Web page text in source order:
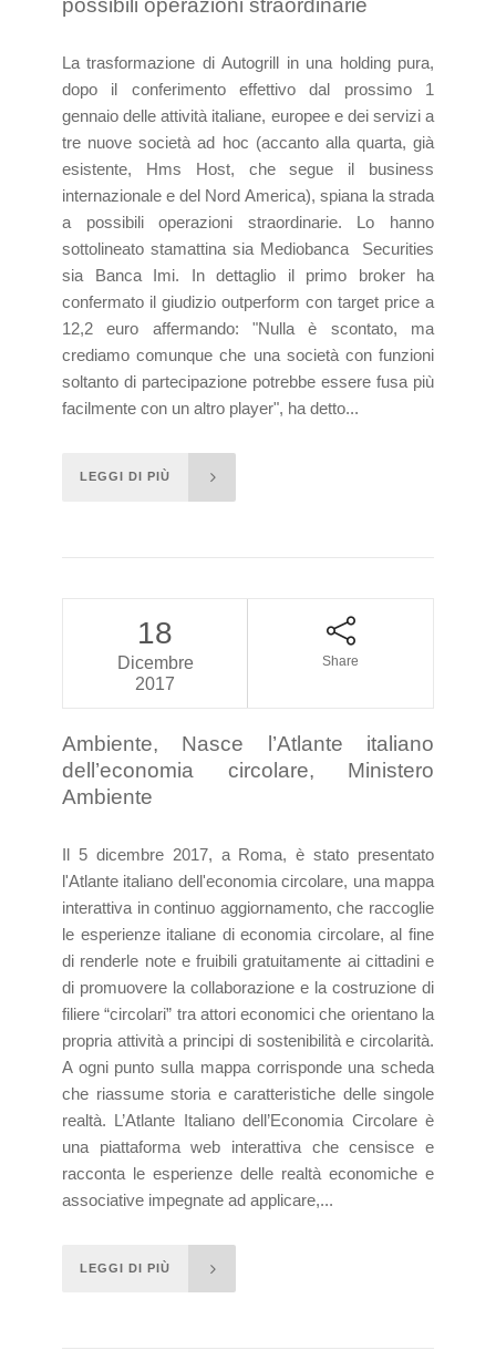
possibili operazioni straordinarie
La trasformazione di Autogrill in una holding pura,
dopo il conferimento effettivo dal prossimo 1
gennaio delle attività italiane, europee e dei servizi a
tre nuove società ad hoc (accanto alla quarta, già
esistente, Hms Host, che segue il business
internazionale e del Nord America), spiana la strada
a possibili operazioni straordinarie. Lo hanno
sottolineato stamattina sia Mediobanca Securities
sia Banca Imi. In dettaglio il primo broker ha
confermato il giudizio outperform con target price a
12,2 euro affermando: "Nulla è scontato, ma
crediamo comunque che una società con funzioni
soltanto di partecipazione potrebbe essere fusa più
facilmente con un altro player", ha detto...
LEGGI DI PIÙ
18
Dicembre
2017
Share
Ambiente, Nasce l’Atlante italiano
dell’economia circolare, Ministero
Ambiente
Il 5 dicembre 2017, a Roma, è stato presentato
l'Atlante italiano dell'economia circolare, una mappa
interattiva in continuo aggiornamento, che raccoglie
le esperienze italiane di economia circolare, al fine
di renderle note e fruibili gratuitamente ai cittadini e
di promuovere la collaborazione e la costruzione di
filiere “circolari” tra attori economici che orientano la
propria attività a principi di sostenibilità e circolarità.
A ogni punto sulla mappa corrisponde una scheda
che riassume storia e caratteristiche delle singole
realtà. L’Atlante Italiano dell’Economia Circolare è
una piattaforma web interattiva che censisce e
racconta le esperienze delle realtà economiche e
associative impegnate ad applicare,...
LEGGI DI PIÙ